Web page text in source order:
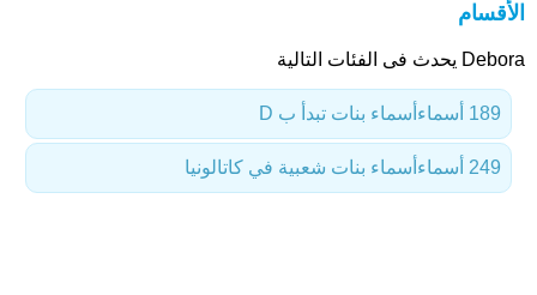
الأقسام
Debora يحدث فى الفئات التالية
أسماء بنات تبدأ ب D 189 أسماء
أسماء بنات شعبية في كاتالونيا 249 أسماء